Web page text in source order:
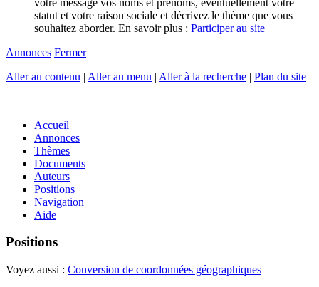
statut et votre raison sociale et décrivez le thème que vous
souhaitez aborder. En savoir plus : Participer au site
Annonces Fermer
Aller au contenu | Aller au menu | Aller à la recherche | Plan du site
Accueil
Annonces
Thèmes
Documents
Auteurs
Positions
Navigation
Aide
Positions
Voyez aussi : Conversion de coordonnées géographiques